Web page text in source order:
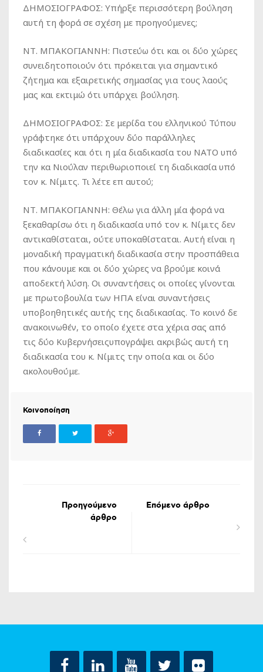
ΔΗΜΟΣΙΟΓΡΑΦΟΣ: Υπήρξε περισσότερη βούληση
αυτή τη φορά σε σχέση με προηγούμενες;
ΝΤ. ΜΠΑΚΟΓΙΑΝΝΗ: Πιστεύω ότι και οι δύο χώρες
συνειδητοποιούν ότι πρόκειται για σημαντικό
ζήτημα και εξαιρετικής σημασίας για τους λαούς
μας και εκτιμώ ότι υπάρχει βούληση.
ΔΗΜΟΣΙΟΓΡΑΦΟΣ: Σε μερίδα του ελληνικού Τύπου
γράφτηκε ότι υπάρχουν δύο παράλληλες
διαδικασίες και ότι η μία διαδικασία του ΝΑΤΟ υπό
την κα Νιούλαν περιθωριοποιεί τη διαδικασία υπό
τον κ. Νίμιτς. Τι λέτε επ αυτού;
ΝΤ. ΜΠΑΚΟΓΙΑΝΝΗ: Θέλω για άλλη μία φορά να
ξεκαθαρίσω ότι η διαδικασία υπό τον κ. Νίμιτς δεν
αντικαθίσταται, ούτε υποκαθίσταται. Αυτή είναι η
μοναδική πραγματική διαδικασία στην προσπάθεια
που κάνουμε και οι δύο χώρες να βρούμε κοινά
αποδεκτή λύση. Οι συναντήσεις οι οποίες γίνονται
με πρωτοβουλία των ΗΠΑ είναι συναντήσεις
υποβοηθητικές αυτής της διαδικασίας. Το κοινό δε
ανακοινωθέν, το οποίο έχετε στα χέρια σας από
τις δύο Κυβερνήσειςυπογράψει ακριβώς αυτή τη
διαδικασία του κ. Νίμιτς την οποία και οι δύο
ακολουθούμε.
Κοινοποίηση
Προηγούμενο
άρθρο
Επόμενο άρθρο